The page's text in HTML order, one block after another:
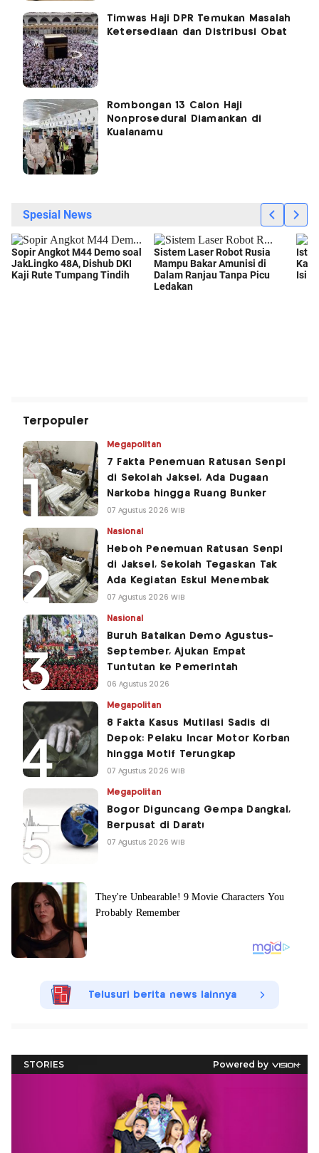
Timwas Haji DPR Temukan Masalah
Ketersediaan dan Distribusi Obat
Rombongan 13 Calon Haji
Nonprosedural Diamankan di
Kualanamu
Terpopuler
Megapolitan
7 Fakta Penemuan Ratusan Senpi
di Sekolah Jaksel, Ada Dugaan
Narkoba hingga Ruang Bunker
07 Agustus 2026 WIB
Nasional
Heboh Penemuan Ratusan Senpi
di Jaksel, Sekolah Tegaskan Tak
Ada Kegiatan Eskul Menembak
07 Agustus 2026 WIB
Nasional
Buruh Batalkan Demo Agustus-
September, Ajukan Empat
Tuntutan ke Pemerintah
06 Agustus 2026
Megapolitan
8 Fakta Kasus Mutilasi Sadis di
Depok: Pelaku Incar Motor Korban
hingga Motif Terungkap
07 Agustus 2026 WIB
Megapolitan
Bogor Diguncang Gempa Dangkal,
Berpusat di Darat!
07 Agustus 2026 WIB
Telusuri berita news lainnya